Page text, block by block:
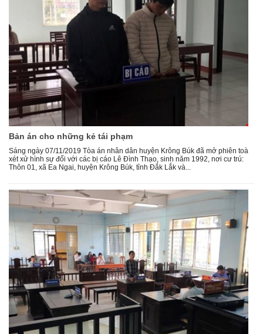
Bản án cho những kẻ tái phạm
Sáng ngày 07/11/2019 Tòa án nhân dân huyện Krông Búk đã mở phiên toà
xét xử hình sự đối với các bị cáo Lê Đình Thạo, sinh năm 1992, nơi cư trú:
Thôn 01, xã Ea Ngai, huyện Krông Búk, tỉnh Đắk Lắk và...